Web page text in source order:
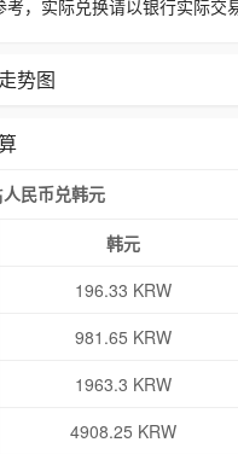
，实际兑换请以银行实际交
势图
人民币兑韩元
韩元
196.33 KRW
981.65 KRW
1963.3 KRW
4908.25 KRW